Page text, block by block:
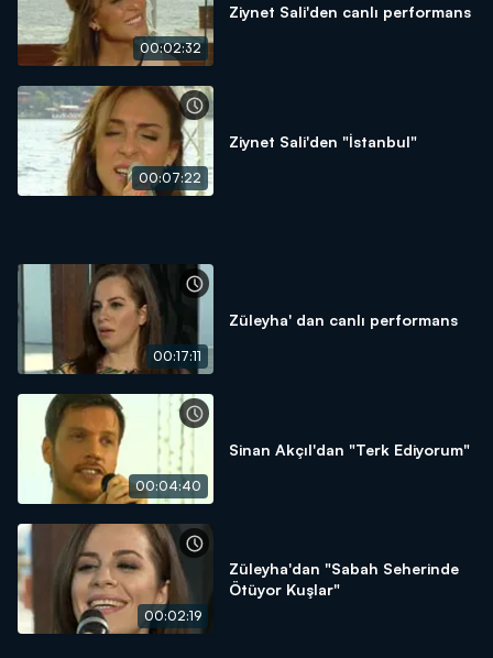
00:02:32
Ziynet Sali'den canlı performans
00:07:22
Ziynet Sali'den "İstanbul"
00:17:11
Züleyha' dan canlı performans
00:04:40
Sinan Akçıl'dan "Terk Ediyorum"
00:02:19
Züleyha'dan "Sabah Seherinde
Ötüyor Kuşlar"